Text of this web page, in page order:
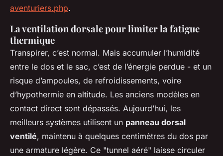
aventuriers.php.
La ventilation dorsale pour limiter la fatigue
thermique
Transpirer, c’est normal. Mais accumuler l’humidité
entre le dos et le sac, c’est de l’énergie perdue - et un
risque d’ampoules, de refroidissements, voire
d’hypothermie en altitude. Les anciens modèles en
contact direct sont dépassés. Aujourd’hui, les
meilleurs systèmes utilisent un panneau dorsal
ventilé, maintenu à quelques centimètres du dos par
une armature légère. Ce "tunnel aéré" laisse circuler